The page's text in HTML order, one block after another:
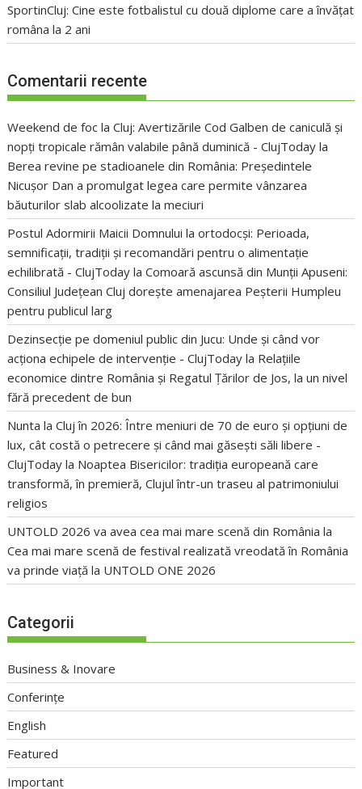
SportinCluj: Cine este fotbalistul cu două diplome care a învățat
româna la 2 ani
Comentarii recente
Weekend de foc la Cluj: Avertizările Cod Galben de caniculă și
nopți tropicale rămân valabile până duminică - ClujToday la
Berea revine pe stadioanele din România: Președintele
Nicușor Dan a promulgat legea care permite vânzarea
băuturilor slab alcoolizate la meciuri
Postul Adormirii Maicii Domnului la ortodocși: Perioada,
semnificații, tradiții și recomandări pentru o alimentație
echilibrată - ClujToday laComoară ascunsă din Munții Apuseni:
Consiliul Județean Cluj dorește amenajarea Peșterii Humpleu
pentru publicul larg
Dezinsecție pe domeniul public din Jucu: Unde și când vor
acționa echipele de intervenție - ClujToday la Relațiile
economice dintre România și Regatul Țărilor de Jos, la un nivel
fără precedent de bun
Nunta la Cluj în 2026: Între meniuri de 70 de euro și opțiuni de
lux, cât costă o petrecere și când mai găsești săli libere -
ClujToday la Noaptea Bisericilor: tradiția europeană care
transformă, în premieră, Clujul într-un traseu al patrimoniului
religios
UNTOLD 2026 va avea cea mai mare scenă din România la
Cea mai mare scenă de festival realizată vreodată în România
va prinde viață la UNTOLD ONE 2026
Categorii
Business & Inovare
Conferințe
English
Featured
Important